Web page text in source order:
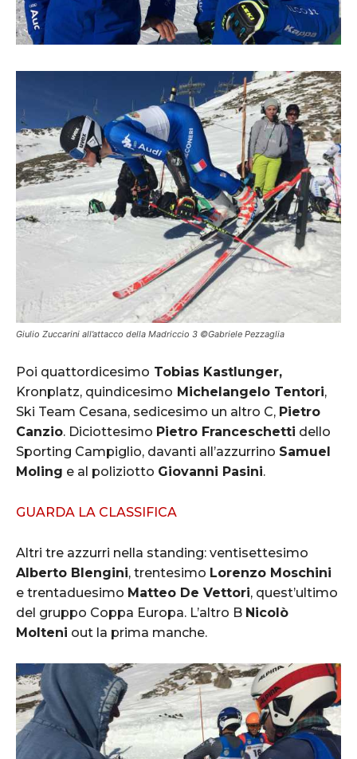
Giulio Zuccarini all’attacco della Madriccio 3 ©Gabriele Pezzaglia
Poi quattordicesimo Tobias Kastlunger,
Kronplatz, quindicesimo Michelangelo Tentori,
Ski Team Cesana, sedicesimo un altro C, Pietro
Canzio. Diciottesimo Pietro Franceschetti dello
Sporting Campiglio, davanti all’azzurrino Samuel
Moling e al poliziotto Giovanni Pasini.
GUARDA LA CLASSIFICA
Altri tre azzurri nella standing: ventisettesimo
Alberto Blengini, trentesimo Lorenzo Moschini
e trentaduesimo Matteo De Vettori, quest’ultimo
del gruppo Coppa Europa. L’altro B Nicolò
Molteni out la prima manche.